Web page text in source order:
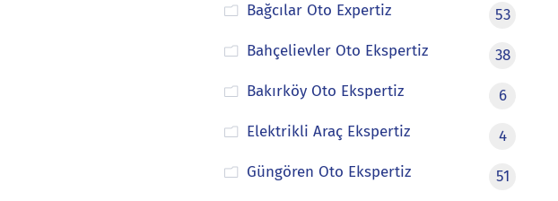
Bağcılar Oto Expertiz
53
Bahçelievler Oto Ekspertiz
38
Bakırköy Oto Ekspertiz
6
Elektrikli Araç Ekspertiz
4
Güngören Oto Ekspertiz
51